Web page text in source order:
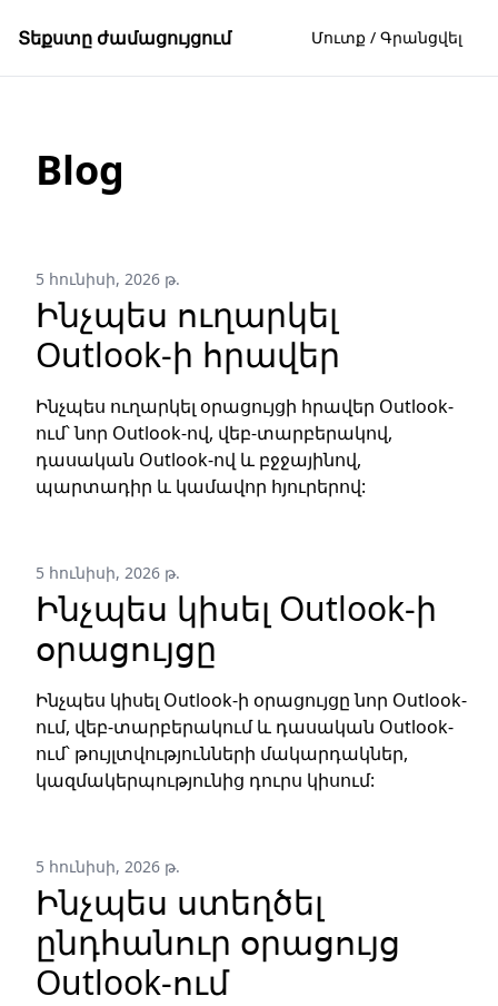
Տեքստը ժամացույցում Մուտք / Գրանցվել
Blog
5 հունիսի, 2026 թ.
Ինչպես ուղարկել
Outlook-ի հրավեր
Ինչպես ուղարկել օրացույցի հրավեր Outlook-
ում՝ նոր Outlook-ով, վեբ-տարբերակով,
դասական Outlook-ով և բջջայինով,
պարտադիր և կամավոր հյուրերով:
5 հունիսի, 2026 թ.
Ինչպես կիսել Outlook-ի
օրացույցը
Ինչպես կիսել Outlook-ի օրացույցը նոր Outlook-
ում, վեբ-տարբերակում և դասական Outlook-
ում՝ թույլտվությունների մակարդակներ,
կազմակերպությունից դուրս կիսում:
5 հունիսի, 2026 թ.
Ինչպես ստեղծել
ընդհանուր օրացույց
Outlook-ում